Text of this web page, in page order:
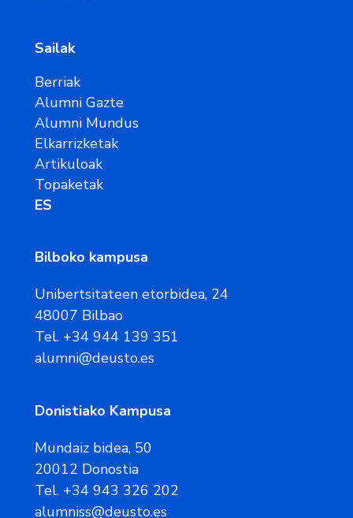
Sailak
Berriak
Alumni Gazte
Alumni Mundus
Elkarrizketak
Artikuloak
Topaketak
ES
Bilboko kampusa
Unibertsitateen etorbidea, 24
48007 Bilbao
Tel. +34 944 139 351
alumni@deusto.es
Donistiako Kampusa
Mundaiz bidea, 50
20012 Donostia
Tel. +34 943 326 202
alumniss@deusto.es